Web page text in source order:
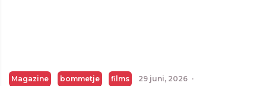
Magazine bommetje films 29 juni, 2026 ·